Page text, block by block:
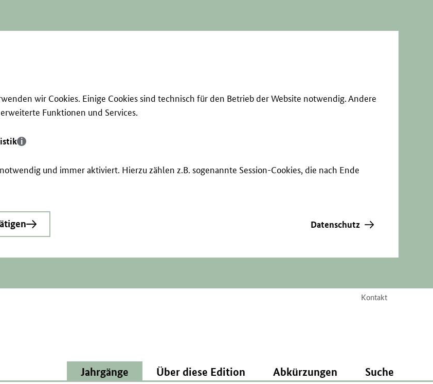
wir Cookies. Einige Cookies sind technisch für den Betrieb der Website notwendig. Andere
Funktionen und Services.
und immer aktiviert. Hierzu zählen z.B. sogenannte Session-Cookies, die nach Ende
Datenschutz
Kontakt
Jahrgänge Über diese Edition Abkürzungen Suche